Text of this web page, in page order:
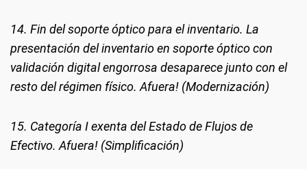
14. Fin del soporte óptico para el inventario. La
presentación del inventario en soporte óptico con
validación digital engorrosa desaparece junto con el
resto del régimen físico. Afuera! (Modernización)
15. Categoría I exenta del Estado de Flujos de
Efectivo. Afuera! (Simplificación)